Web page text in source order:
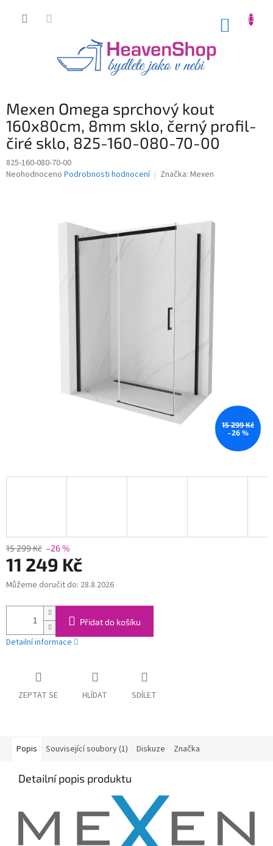
Mexen Omega sprchový kout
160x80cm, 8mm sklo, černý profil-
čiré sklo, 825-160-080-70-00
825-160-080-70-00
Průměrné
Neohodnoceno Podrobnosti hodnocení Značka: Mexen
15 299 Kč
–26 %
15 299 Kč –26 %
11 249 Kč
Měrná
Můžeme doručit do: 28.8.2026
Přidat do košíku
Detailní informace
ZEPTAT SE HLÍDAT SDÍLET
Popis Související soubory (1) Diskuze Značka
Detailní popis produktu